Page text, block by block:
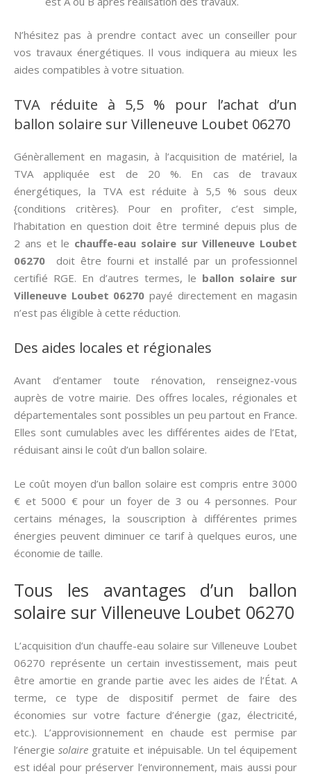
N’hésitez pas à prendre contact avec un conseiller pour
vos travaux énergétiques. Il vous indiquera au mieux les
aides compatibles à votre situation.
TVA réduite à 5,5 % pour l’achat d’un
ballon solaire sur Villeneuve Loubet 06270
Génèrallement en magasin, à l’acquisition de matériel, la
TVA appliquée est de 20 %. En cas de travaux
énergétiques, la TVA est réduite à 5,5 % sous deux
{conditions critères}. Pour en profiter, c’est simple,
l’habitation en question doit être terminé depuis plus de
2 ans et le chauffe-eau solaire sur Villeneuve Loubet
06270 doit être fourni et installé par un professionnel
certifié RGE. En d’autres termes, le ballon solaire sur
Villeneuve Loubet 06270 payé directement en magasin
n’est pas éligible à cette réduction.
Des aides locales et régionales
Avant d’entamer toute rénovation, renseignez-vous
auprès de votre mairie. Des offres locales, régionales et
départementales sont possibles un peu partout en France.
Elles sont cumulables avec les différentes aides de l’Etat,
réduisant ainsi le coût d’un ballon solaire.
Le coût moyen d’un ballon solaire est compris entre 3000
€ et 5000 € pour un foyer de 3 ou 4 personnes. Pour
certains ménages, la souscription à différentes primes
énergies peuvent diminuer ce tarif à quelques euros, une
économie de taille.
Tous les avantages d’un ballon
solaire sur Villeneuve Loubet 06270
L’acquisition d’un chauffe-eau solaire sur Villeneuve Loubet
06270 représente un certain investissement, mais peut
être amortie en grande partie avec les aides de l’État. A
terme, ce type de dispositif permet de faire des
économies sur votre facture d’énergie (gaz, électricité,
etc.). L’approvisionnement en chaude est permise par
l’énergiesolaire gratuite et inépuisable. Un tel équipement
est idéal pour préserver l’environnement, mais aussi pour